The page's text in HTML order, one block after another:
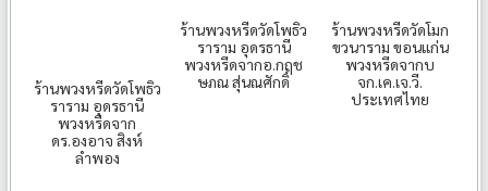
ร้านพวงหรีดวัดโพธิว
ราราม อุดรธานี
พวงหรีดจาก
ดร.องอาจ สิงห์
ลำพอง
ร้านพวงหรีดวัดโพธิว
ราราม อุดรธานี
พวงหรีดจากอ.กฤช
ษภณ สุ่นณศักดิ์
ร้านพวงหรีดวัดโมก
ขวนาราม ขอนแก่น
พวงหรีดจากบ
จก.เค.เจ.วี.
ประเทศไทย